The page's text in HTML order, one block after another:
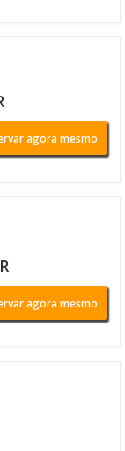
agora mesmo
agora mesmo